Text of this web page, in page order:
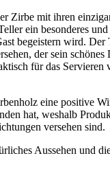
Zirbe mit ihren
ein besonderes
begeistern wird.
der sein schönes
für das Servieren
eine positive
hat, weshalb
versehen sind.
Aussehen und